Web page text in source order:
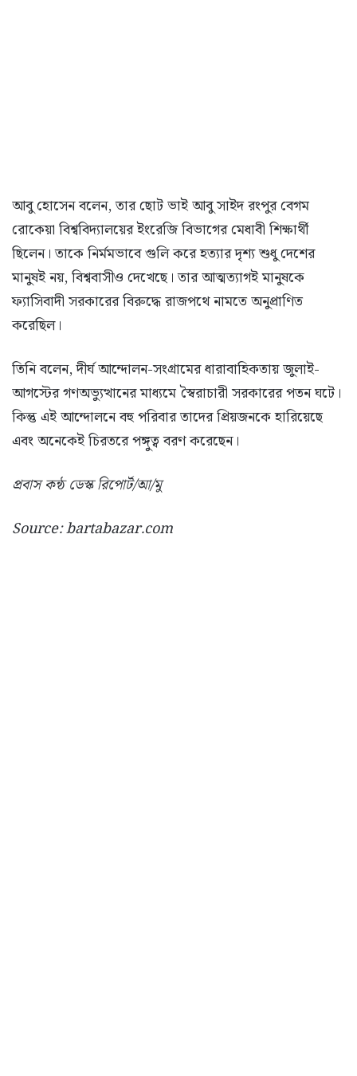
আবু হোসেন বলেন, তার ছোট ভাই আবু সাইদ রংপুর বেগম
রোকেয়া বিশ্ববিদ্যালয়ের ইংরেজি বিভাগের মেধাবী শিক্ষার্থী
ছিলেন। তাকে নির্মমভাবে গুলি করে হত্যার দৃশ্য শুধু দেশের
মানুষই নয়, বিশ্ববাসীও দেখেছে। তার আত্মত্যাগই মানুষকে
ফ্যাসিবাদী সরকারের বিরুদ্ধে রাজপথে নামতে অনুপ্রাণিত
করেছিল।
তিনি বলেন, দীর্ঘ আন্দোলন-সংগ্রামের ধারাবাহিকতায় জুলাই-
আগস্টের গণঅভ্যুত্থানের মাধ্যমে স্বৈরাচারী সরকারের পতন ঘটে।
কিন্তু এই আন্দোলনে বহু পরিবার তাদের প্রিয়জনকে হারিয়েছে
এবং অনেকেই চিরতরে পঙ্গুত্ব বরণ করেছেন।
প্রবাস কন্ঠ ডেস্ক রিপোর্ট/আ/মু
Source: bartabazar.com